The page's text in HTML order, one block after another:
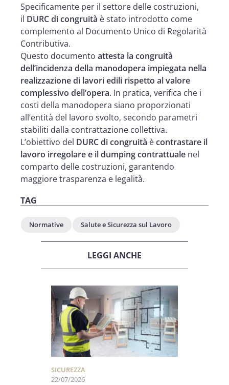
Specificamente per il settore delle costruzioni,
il DURC di congruità è stato introdotto come
complemento al Documento Unico di Regolarità
Contributiva.
Questo documento attesta la congruità
dell’incidenza della manodopera impiegata nella
realizzazione di lavori edili rispetto al valore
complessivo dell’opera. In pratica, verifica che i
costi della manodopera siano proporzionati
all’entità del lavoro svolto, secondo parametri
stabiliti dalla contrattazione collettiva.
L’obiettivo del DURC di congruità ècontrastare il
lavoro irregolare e il dumping contrattuale nel
comparto delle costruzioni, garantendo
maggiore trasparenza e legalità.
TAG
Normative Salute e Sicurezza sul Lavoro
LEGGI ANCHE
SICUREZZA
22/07/2026